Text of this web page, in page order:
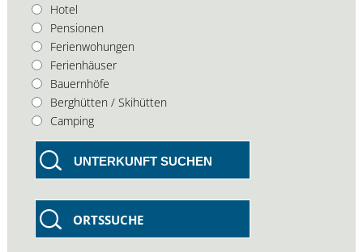
Hotel
Pensionen
Ferienwohungen
Ferienhäuser
Bauernhöfe
Berghütten / Skihütten
Camping
UNTERKUNFT SUCHEN
ORTSSUCHE